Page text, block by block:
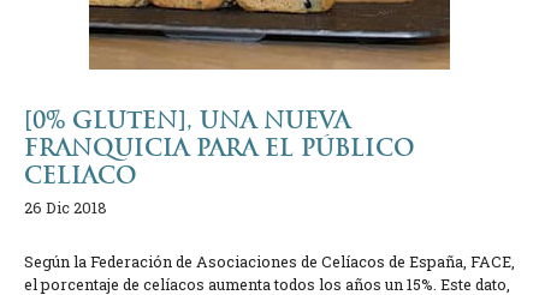
[0% GLUTEN], UNA NUEVA
FRANQUICIA PARA EL PÚBLICO
CELIACO
26 Dic 2018
Según la Federación de Asociaciones de Celíacos de España, FACE,
el porcentaje de celíacos aumenta todos los años un 15%. Este dato,